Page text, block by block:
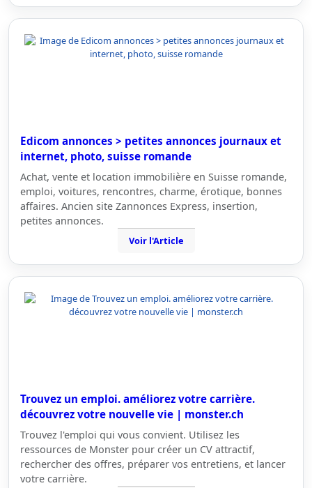
Edicom annonces > petites annonces journaux et
internet, photo, suisse romande
Achat, vente et location immobilière en Suisse romande,
emploi, voitures, rencontres, charme, érotique, bonnes
affaires. Ancien site Zannonces Express, insertion,
petites annonces.
Voir l'Article
Trouvez un emploi. améliorez votre carrière.
découvrez votre nouvelle vie | monster.ch
Trouvez l'emploi qui vous convient. Utilisez les
ressources de Monster pour créer un CV attractif,
rechercher des offres, préparer vos entretiens, et lancer
votre carrière.